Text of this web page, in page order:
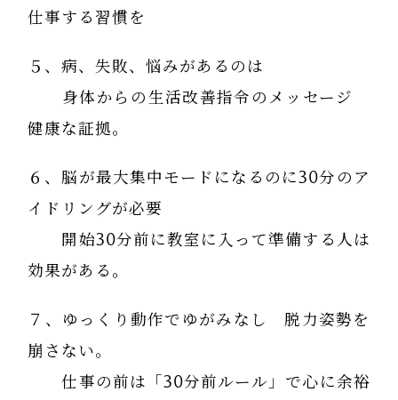
仕事する習慣を
５、病、失敗、悩みがあるのは
身体からの生活改善指令のメッセージ
健康な証拠。
６、脳が最大集中モードになるのに30分のア
イドリングが必要
開始30分前に教室に入って準備する人は
効果がある。
７、ゆっくり動作でゆがみなし 脱力姿勢を
崩さない。
仕事の前は「30分前ルール」で心に余裕